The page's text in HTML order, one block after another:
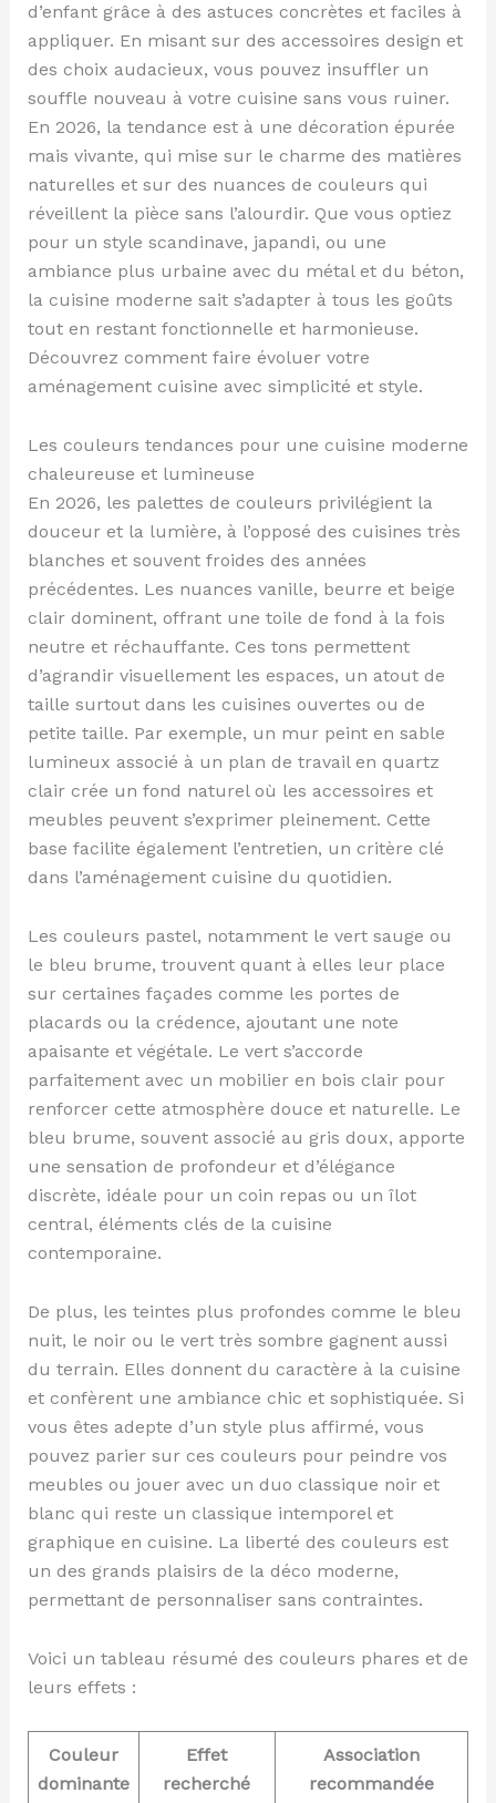
d’enfant grâce à des astuces concrètes et faciles à
appliquer. En misant sur des accessoires design et
des choix audacieux, vous pouvez insuffler un
souffle nouveau à votre cuisine sans vous ruiner.
En 2026, la tendance est à une décoration épurée
mais vivante, qui mise sur le charme des matières
naturelles et sur des nuances de couleurs qui
réveillent la pièce sans l’alourdir. Que vous optiez
pour un style scandinave, japandi, ou une
ambiance plus urbaine avec du métal et du béton,
la cuisine moderne sait s’adapter à tous les goûts
tout en restant fonctionnelle et harmonieuse.
Découvrez comment faire évoluer votre
aménagement cuisine avec simplicité et style.
Les couleurs tendances pour une cuisine moderne
chaleureuse et lumineuse
En 2026, les palettes de couleurs privilégient la
douceur et la lumière, à l’opposé des cuisines très
blanches et souvent froides des années
précédentes. Les nuances vanille, beurre et beige
clair dominent, offrant une toile de fond à la fois
neutre et réchauffante. Ces tons permettent
d’agrandir visuellement les espaces, un atout de
taille surtout dans les cuisines ouvertes ou de
petite taille. Par exemple, un mur peint en sable
lumineux associé à un plan de travail en quartz
clair crée un fond naturel où les accessoires et
meubles peuvent s’exprimer pleinement. Cette
base facilite également l’entretien, un critère clé
dans l’aménagement cuisine du quotidien.
Les couleurs pastel, notamment le vert sauge ou
le bleu brume, trouvent quant à elles leur place
sur certaines façades comme les portes de
placards ou la crédence, ajoutant une note
apaisante et végétale. Le vert s’accorde
parfaitement avec un mobilier en bois clair pour
renforcer cette atmosphère douce et naturelle. Le
bleu brume, souvent associé au gris doux, apporte
une sensation de profondeur et d’élégance
discrète, idéale pour un coin repas ou un îlot
central, éléments clés de la cuisine
contemporaine.
De plus, les teintes plus profondes comme le bleu
nuit, le noir ou le vert très sombre gagnent aussi
du terrain. Elles donnent du caractère à la cuisine
et confèrent une ambiance chic et sophistiquée. Si
vous êtes adepte d’un style plus affirmé, vous
pouvez parier sur ces couleurs pour peindre vos
meubles ou jouer avec un duo classique noir et
blanc qui reste un classique intemporel et
graphique en cuisine. La liberté des couleurs est
un des grands plaisirs de la déco moderne,
permettant de personnaliser sans contraintes.
Voici un tableau résumé des couleurs phares et de
leurs effets :
Couleur
dominante
Effet
recherché
Association
recommandée